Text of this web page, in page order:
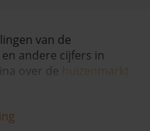
van de
andere cijfers in
over de huizenmarkt